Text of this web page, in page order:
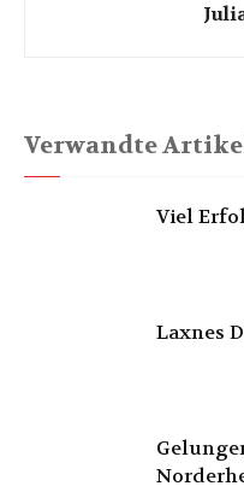
Verwandte
Viel
Laxnes